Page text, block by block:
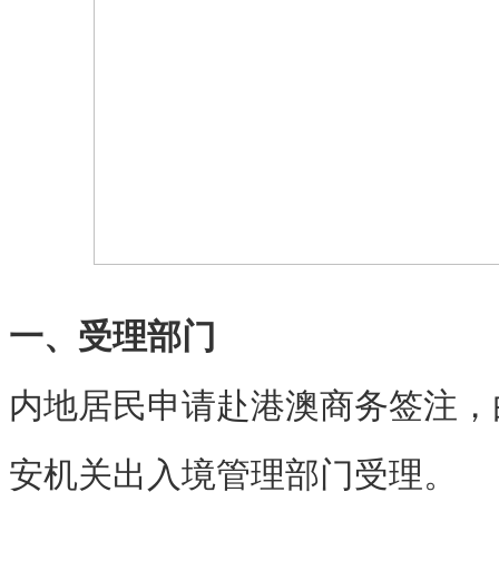
一、受理部门
内地居民申请赴港澳商务签注
安机关出入境管理部门受理。